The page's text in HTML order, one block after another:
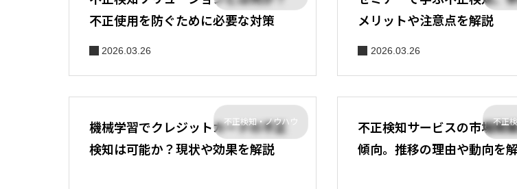
不正使用を防ぐために必要な対策
2026.03.26
メリットや注意点を解説
2026.03.26
不正検知・ノウハウ
機械学習でクレジットカードの不正
検知は可能か？現状や効果を解説
不正
不正検知サービスの市場規
傾向。推移の理由や動向を